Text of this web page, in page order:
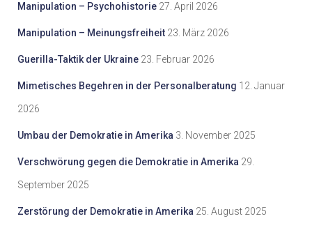
Manipulation – Psychohistorie 27. April 2026
Manipulation – Meinungsfreiheit 23. März 2026
Guerilla-Taktik der Ukraine 23. Februar 2026
Mimetisches Begehren in der Personalberatung 12. Januar
2026
Umbau der Demokratie in Amerika 3. November 2025
Verschwörung gegen die Demokratie in Amerika 29.
September 2025
Zerstörung der Demokratie in Amerika 25. August 2025